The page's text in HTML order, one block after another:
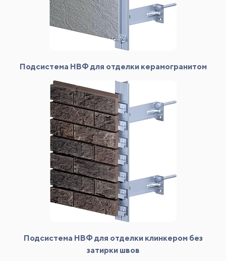
Подсистема НВФ для отделки керамогранитом
Подсистема НВФ для отделки клинкером без
затирки швов